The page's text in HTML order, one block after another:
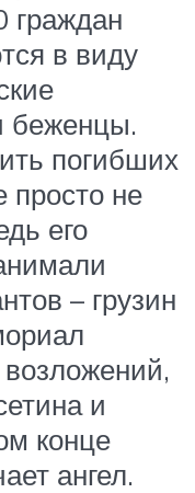
граждан
в виду
беженцы.
погибших
не
его
– грузин
и
конце
ангел.